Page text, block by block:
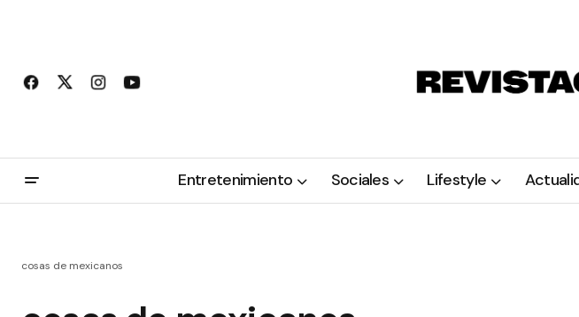
Entretenimiento Sociales Lifestyle
cosas de mexicanos